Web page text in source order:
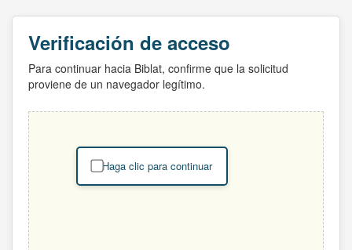
Verificación de acceso
Para continuar hacia Biblat, confirme que la solicitud
proviene de un navegador legítimo.
Haga clic para continuar